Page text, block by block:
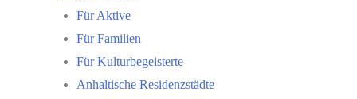
Für Aktive
Für Familien
Für Kulturbegeisterte
Anhaltische Residenzstädte